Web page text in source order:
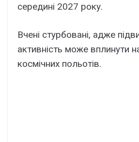
середині 2027 року.
Вчені стурбовані, адже
активність може вплинути
космічних польотів.